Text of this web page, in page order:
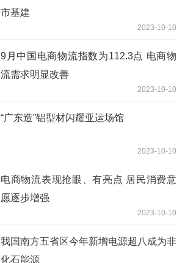
市基建
2023-10-10
9月中国电商物流指数为112.3点 电商物
流需求明显改善
2023-10-10
“广东造”铝型材闪耀亚运场馆
2023-10-10
电商物流表现抢眼、有亮点 居民消费意
愿逐步增强
2023-10-10
我国南方五省区今年新增电源超八成为非
化石能源